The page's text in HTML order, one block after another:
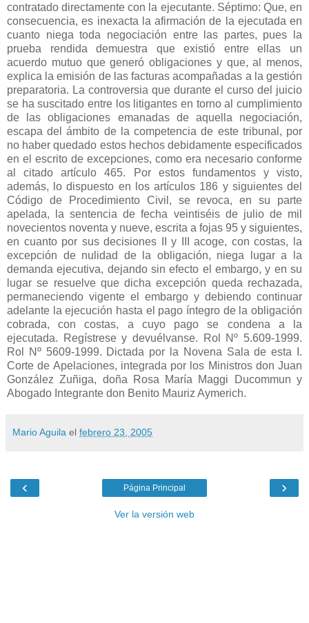
contratado directamente con la ejecutante. Séptimo: Que, en
consecuencia, es inexacta la afirmación de la ejecutada en
cuanto niega toda negociación entre las partes, pues la
prueba rendida demuestra que existió entre ellas un
acuerdo mutuo que generó obligaciones y que, al menos,
explica la emisión de las facturas acompañadas a la gestión
preparatoria. La controversia que durante el curso del juicio
se ha suscitado entre los litigantes en torno al cumplimiento
de las obligaciones emanadas de aquella negociación,
escapa del ámbito de la competencia de este tribunal, por
no haber quedado estos hechos debidamente especificados
en el escrito de excepciones, como era necesario conforme
al citado artículo 465. Por estos fundamentos y visto,
además, lo dispuesto en los artículos 186 y siguientes del
Código de Procedimiento Civil, se revoca, en su parte
apelada, la sentencia de fecha veintiséis de julio de mil
novecientos noventa y nueve, escrita a fojas 95 y siguientes,
en cuanto por sus decisiones II y III acoge, con costas, la
excepción de nulidad de la obligación, niega lugar a la
demanda ejecutiva, dejando sin efecto el embargo, y en su
lugar se resuelve que dicha excepción queda rechazada,
permaneciendo vigente el embargo y debiendo continuar
adelante la ejecución hasta el pago íntegro de la obligación
cobrada, con costas, a cuyo pago se condena a la
ejecutada. Regístrese y devuélvanse. Rol Nº 5.609-1999.
Rol Nº 5609-1999. Dictada por la Novena Sala de esta I.
Corte de Apelaciones, integrada por los Ministros don Juan
González Zuñiga, doña Rosa María Maggi Ducommun y
Abogado Integrante don Benito Mauriz Aymerich.
Mario Aguila el febrero 23, 2005
‹ ›
Página Principal
Ver la versión web